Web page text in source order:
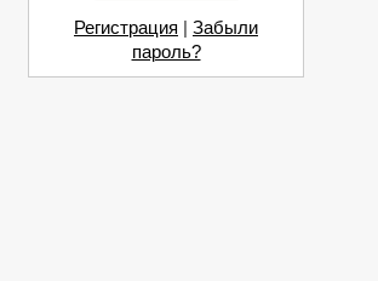
Регистрация
Забыли
пароль?